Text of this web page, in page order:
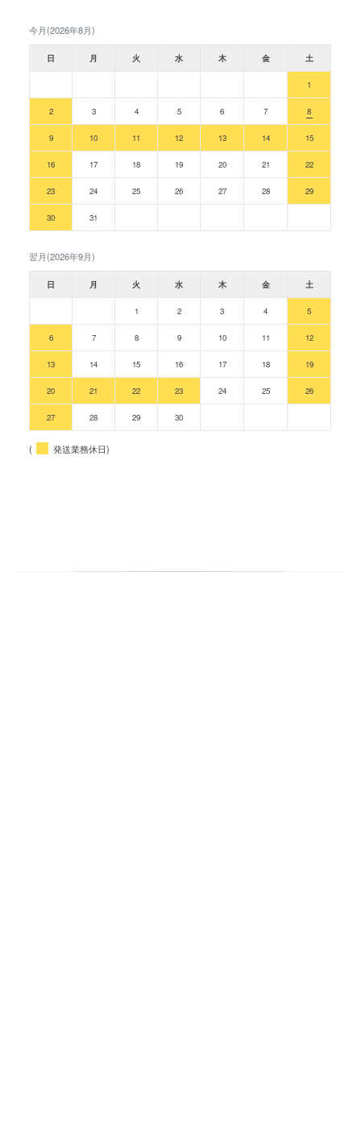
今月(2026年8月)
日 月 火 水 木 金 土
1
2 3 4 5 6 7 8
9 10 11 12 13 14 15
16 17 18 19 20 21 22
23 24 25 26 27 28 29
30 31
翌月(2026年9月)
日 月 火 水 木 金 土
1 2 3 4 5
6 7 8 9 10 11 12
13 14 15 16 17 18 19
20 21 22 23 24 25 26
27 28 29 30
( 発送業務休日)